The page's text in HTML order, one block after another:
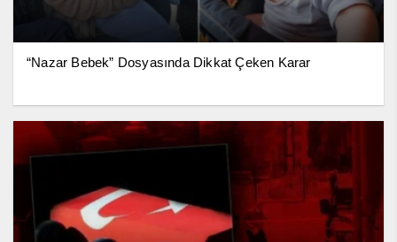
“Nazar Bebek” Dosyasında Dikkat Çeken Karar